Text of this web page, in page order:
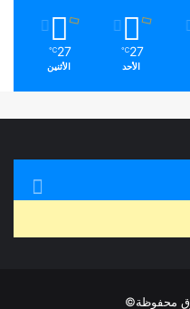
27
℃
الأحد
27
℃
الأثنين